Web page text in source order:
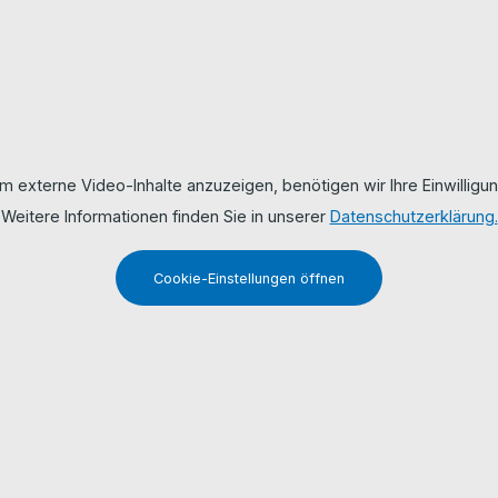
externe Video-Inhalte anzuzeigen, benötigen wir Ihre
Weitere Informationen finden Sie in unserer Datenschutzerklärung.
Cookie-Einstellungen öffnen